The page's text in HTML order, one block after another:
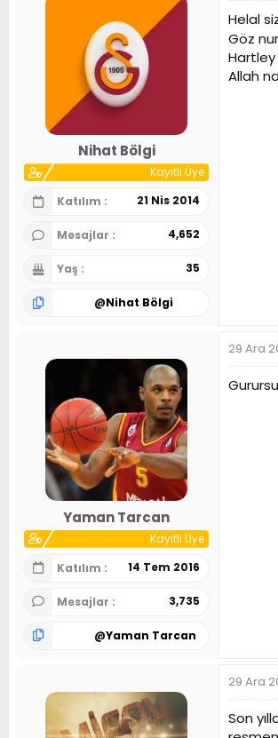
Nihat Bölgi
Kayıtlı Üye
Katılım
21 Nis 2014
Mesajlar 4,652
Yaş 35
@Nihat Bölgi
Helal
Göz
Allah
Yaman Tarcan
Kayıtlı Üye
Katılım
14 Tem 2016
Mesajlar 3,735
@Yaman Tarcan
29 Ara
29 Ara
Son